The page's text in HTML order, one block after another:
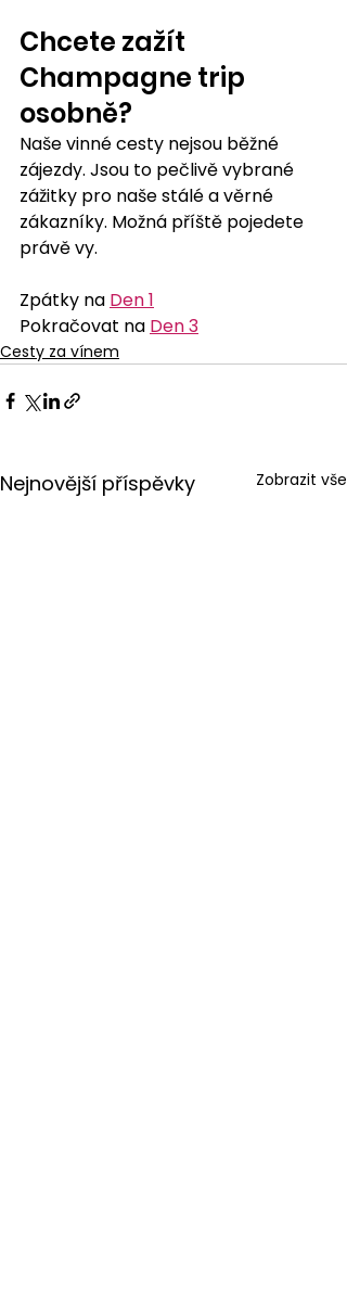
Chcete zažít
Champagne trip
osobně?
Naše vinné cesty nejsou běžné
zájezdy. Jsou to pečlivě vybrané
zážitky pro naše stálé a věrné
zákazníky. Možná příště pojedete
právě vy.
Zpátky na Den 1
Pokračovat na Den 3
Cesty za vínem
Nejnovější příspěvky Zobrazit vše